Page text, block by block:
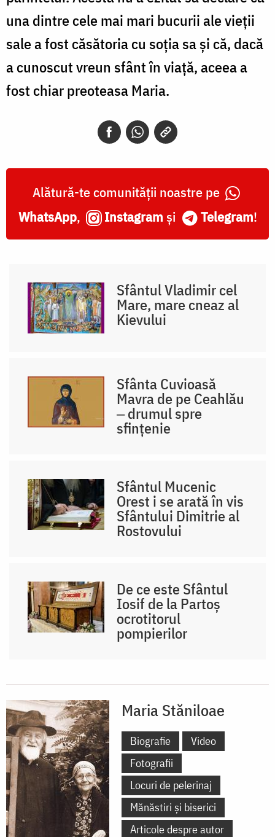
una dintre cele mai mari bucurii ale vieții
sale a fost căsătoria cu soția sa și că, dacă
a cunoscut vreun sfânt în viață, aceea a
fost chiar preoteasa Maria.
Alătură-te comunității noastre pe
WhatsApp, Instagram și Telegram!
Sfântul Vladimir cel
Mare, mare cneaz al
Kievului
Sfânta Cuvioasă
Mavra de pe Ceahlău
‒ drumul spre
sfințenie
Sfântul Mucenic
Orest i se arată în vis
Sfântului Dimitrie al
Rostovului
De ce este Sfântul
Iosif de la Partoș
ocrotitorul
pompierilor
Maria Stăniloae
Biografie
Video
Fotografii
Locuri de pelerinaj
Mănăstiri și biserici
Articole despre autor